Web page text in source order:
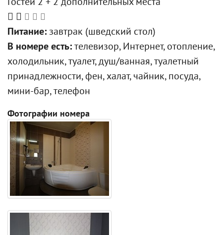
Гостей 2 + 2 дополнительных места
Питание: завтрак (шведский стол)
В номере есть: телевизор, Интернет, отопление,
холодильник, туалет, душ/ванная, туалетный
принадлежности, фен, халат, чайник, посуда,
мини-бар, телефон
Фотографии номера